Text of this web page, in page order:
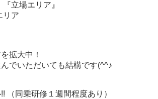
立場エリア』
リア
拡大中！
でいただいても結構です(^^♪
（同乗研修１週間程度あり）